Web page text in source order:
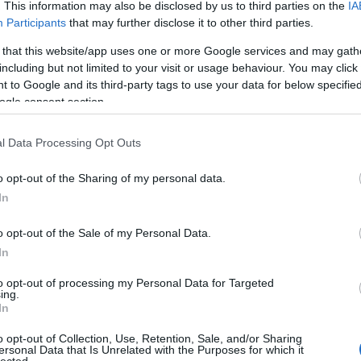
This information may also be disclosed by us to third parties on the
Participants that may further disclose it to other third parties.
that this website/app uses one or more Google services and may
but not limited to your visit or usage behaviour. You may
to Google and its third-party tags to use your data for below
consent section.
Data Processing Opt Outs
opt-out of the Sharing of my personal data.
opt-out of the Sale of my Personal Data.
opt-out of processing my Personal Data for Targeted
opt-out of Collection, Use, Retention, Sale, and/or Sharing
Data that Is Unrelated with the Purposes for which it
Gondolatok a házi
Mozart sűrűség
TRACKBACK CÍME:
trackback/id/18116346
tartalomnak minősülnek, értük aszolgáltatás technikai
esetén forduljon a blog szerkesztőjéhez. Részletek a